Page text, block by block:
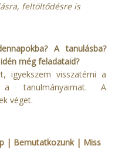
feltöltődésre is
A tanulásba?
még feladataid?
igyekszem visszatérni a
tanulmányaimat. A
véget.
| Bemutatkozunk| Miss